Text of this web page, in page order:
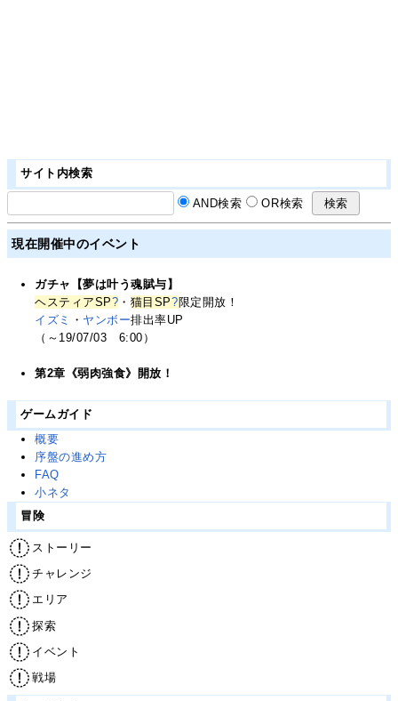
サイト内検索
AND検索 OR検索
現在開催中のイベント
ガチャ【夢は叶う魂賦与】
ヘスティアSP? ・ 猫目SP?限定開放！
イズミ
・ ヤンボー排出率UP
（～19/07/03 6:00）
第2章《弱肉強食》開放！
ゲームガイド
概要
序盤の進め方
FAQ
小ネタ
冒険
ストーリー
チャレンジ
エリア
探索
イベント
戦場